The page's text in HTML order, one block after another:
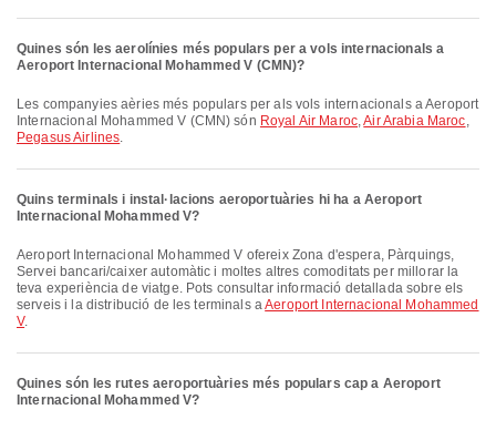
Quines són les aerolínies més populars per a vols internacionals a
Aeroport Internacional Mohammed V (CMN)?
Les companyies aèries més populars per als vols internacionals a Aeroport
Internacional Mohammed V (CMN) són Royal Air Maroc,Air Arabia Maroc,
Pegasus Airlines.
Quins terminals i instal·lacions aeroportuàries hi ha a Aeroport
Internacional Mohammed V?
Aeroport Internacional Mohammed V ofereix Zona d'espera, Pàrquings,
Servei bancari/caixer automàtic i moltes altres comoditats per millorar la
teva experiència de viatge. Pots consultar informació detallada sobre els
serveis i la distribució de les terminals aAeroport Internacional Mohammed
V.
Quines són les rutes aeroportuàries més populars cap a Aeroport
Internacional Mohammed V?